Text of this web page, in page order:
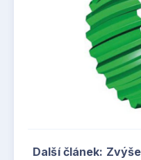
Další článek: